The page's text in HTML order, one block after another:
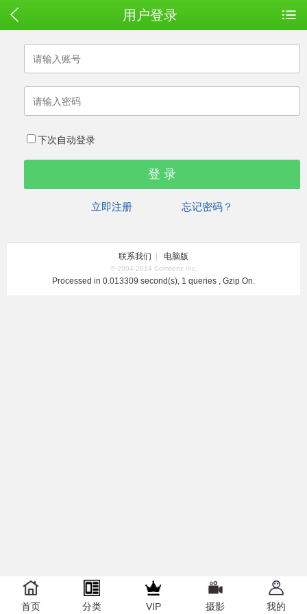
用户登录
下次自动登录
立即注册 忘记密码？
联系我们 电脑版
© 2004-2014 Comsenz Inc.
Processed in 0.013309 second(s), 1 queries , Gzip On.
首页 手绘 VIP 发帖 我的